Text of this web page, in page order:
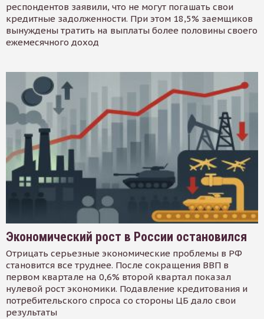
респондентов заявили, что не могут погашать свои
кредитные задолженности. При этом 18,5% заемщиков
вынуждены тратить на выплаты более половины своего
ежемесячного доход
Экономический рост в России остановился
Отрицать серьезные экономические проблемы в РФ
становится все труднее. После сокращения ВВП в
первом квартале на 0,6% второй квартал показал
нулевой рост экономики. Подавление кредитования и
потребительского спроса со стороны ЦБ дало свои
результаты